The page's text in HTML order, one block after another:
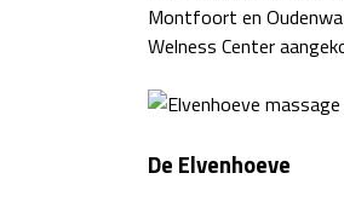
Montfoort en
Welness Center
De Elvenhoeve